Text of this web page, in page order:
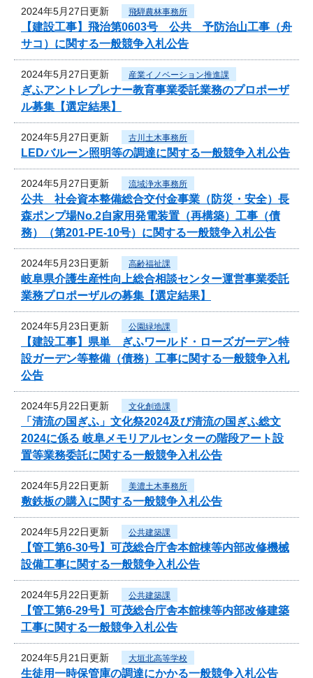
2024年5月27日更新 飛騨農林事務所
【建設工事】飛治第0603号 公共 予防治山工事（舟
サコ）に関する一般競争入札公告
2024年5月27日更新 産業イノベーション推進課
ぎふアントレプレナー教育事業委託業務のプロポーザ
ル募集【選定結果】
2024年5月27日更新 古川土木事務所
LEDバルーン照明等の調達に関する一般競争入札公告
2024年5月27日更新 流域浄水事務所
公共 社会資本整備総合交付金事業（防災・安全）長
森ポンプ場No.2自家用発電装置（再構築）工事（債
務）（第201-PE-10号）に関する一般競争入札公告
2024年5月23日更新 高齢福祉課
岐阜県介護生産性向上総合相談センター運営事業委託
業務プロポーザルの募集【選定結果】
2024年5月23日更新 公園緑地課
【建設工事】県単 ぎふワールド・ローズガーデン特
設ガーデン等整備（債務）工事に関する一般競争入札
公告
2024年5月22日更新 文化創造課
「清流の国ぎふ」文化祭2024及び清流の国ぎふ総文
2024に係る 岐阜メモリアルセンターの階段アート設
置等業務委託に関する一般競争入札公告
2024年5月22日更新 美濃土木事務所
敷鉄板の購入に関する一般競争入札公告
2024年5月22日更新 公共建築課
【管工第6-30号】可茂総合庁舎本館棟等内部改修機械
設備工事に関する一般競争入札公告
2024年5月22日更新 公共建築課
【管工第6-29号】可茂総合庁舎本館棟等内部改修建築
工事に関する一般競争入札公告
2024年5月21日更新 大垣北高等学校
生徒用一時保管庫の調達にかかる一般競争入札公告